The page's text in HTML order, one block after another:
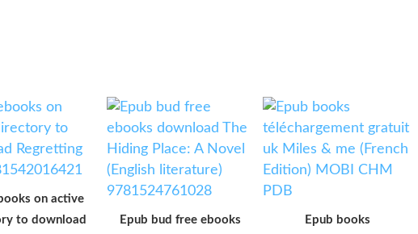
on active
to download
Epub bud free ebooks
Epub books